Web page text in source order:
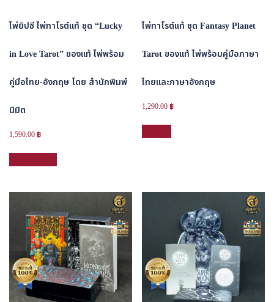
ไพ่ยิปซี ไพ่ทาโรต์แท้ ชุด “Lucky
in Love Tarot” ของแท้ ไพ่พร้อม
คู่มือไทย-อังกฤษ โดย สำนักพิมพ์
นิมิต
1,590.00 ฿
ไพ่ทาโรต์แท้ ชุด Fantasy Planet
Tarot ของแท้ ไพ่พร้อมคู่มือภาษา
ไทยและภาษาอังกฤษ
1,290.00 ฿